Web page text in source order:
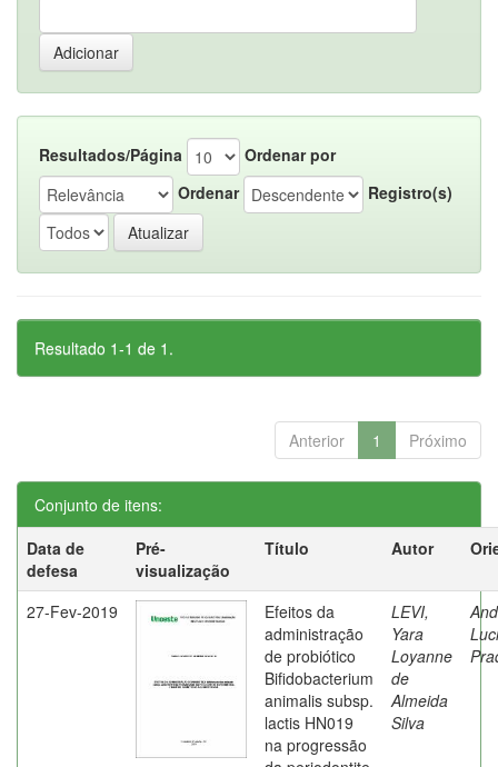
Resultados/Página
Ordenar por
Ordenar
Registro(s)
Resultado 1-1 de 1.
Anterior 1 Próximo
Conjunto de itens:
Data de
defesa
Pré-
visualização
Título Autor
27-Fev-2019
Efeitos da
administração
de probiótico
Bifidobacterium
animalis subsp.
lactis HN019
na progressão
LEVI,
Yara
Loyanne
de
Almeida
Silva